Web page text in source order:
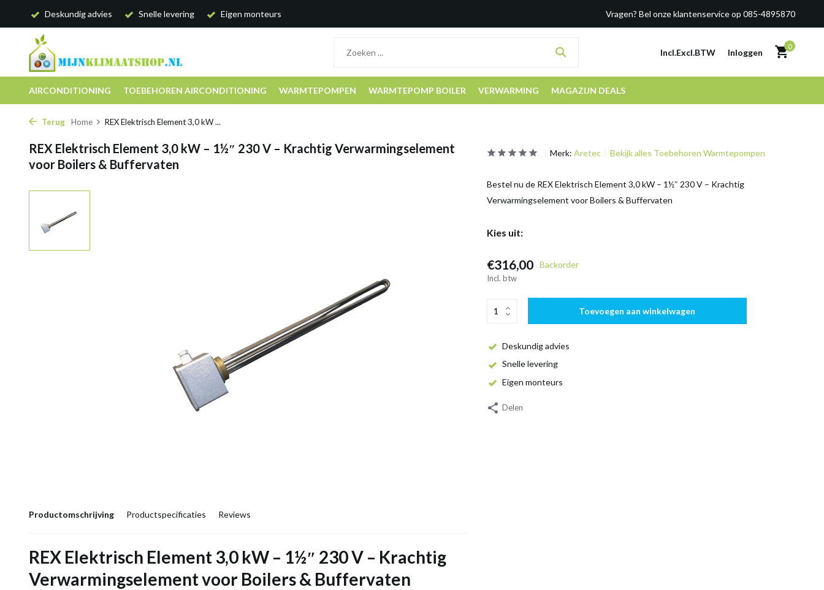
Deskundig advies Snelle levering Eigen monteurs Vragen? Bel onze klantenservice op 085-4895870
Incl.Excl.BTW Inloggen
0
AIRCONDITIONING TOEBEHOREN AIRCONDITIONING WARMTEPOMPEN WARMTEPOMP BOILER VERWARMING MAGAZIJN DEALS
Terug Home REX Elektrisch Element 3,0 kW ...
REX Elektrisch Element 3,0 kW – 1½″ 230 V – Krachtig Verwarmingselement
voor Boilers & Buffervaten
Productomschrijving Productspecificaties Reviews
REX Elektrisch Element 3,0 kW – 1½″ 230 V – Krachtig
Verwarmingselement voor Boilers & Buffervaten
Merk: Aretec Bekijk alles Toebehoren Warmtepompen
Bestel nu de REX Elektrisch Element 3,0 kW – 1½″ 230 V – Krachtig
Verwarmingselement voor Boilers & Buffervaten
Kies uit:
€316,00 Backorder
Incl. btw
Toevoegen aan winkelwagen
Deskundig advies
Snelle levering
Eigen monteurs
Delen